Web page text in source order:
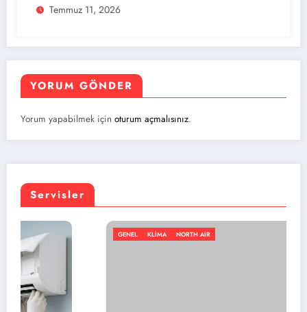
Temmuz 11, 2026
YORUM GÖNDER
Yorum yapabilmek için oturum açmalısınız.
Servisler
GENEL NORTH AIR